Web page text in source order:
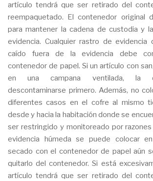
artículo tendrá que ser retirado del
reempaquetado. El contenedor original
para mantener la cadena de custodia y
evidencia. Cualquier rastro de evidencia
caído fuera de la evidencia debe
contenedor de papel. Si un artículo con
en una campana ventilada, la
descontaminarse primero. Además, no
diferentes casos en el cofre al mismo
desde y hacia la habitación donde se
ser restringido y monitoreado por
evidencia húmeda se puede colocar
secado con el contenedor de papel aún
quitarlo del contenedor. Si está
artículo tendrá que ser retirado del